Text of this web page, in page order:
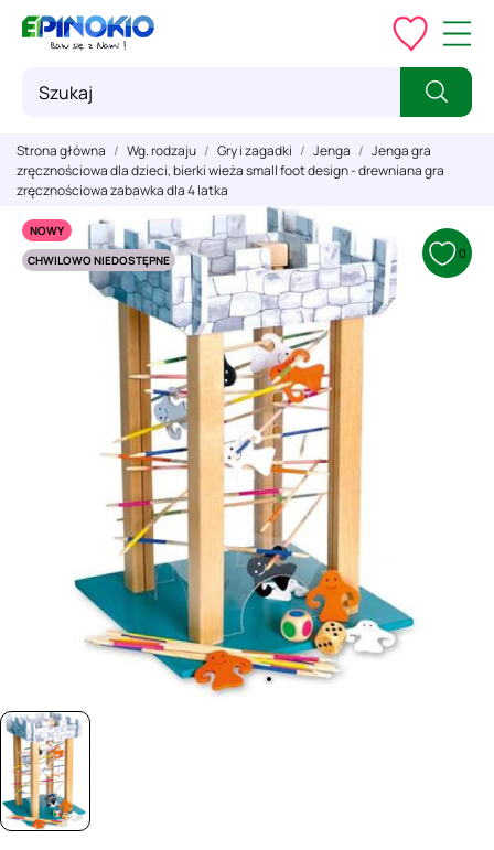
Strona główna Wg. rodzaju Gry i zagadki Jenga
Jenga gra
zręcznościowa dla dzieci, bierki wieża small foot design - drewniana gra
zręcznościowa zabawka dla 4 latka
NOWY
CHWILOWO NIEDOSTĘPNE
0